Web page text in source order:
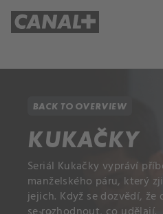
BACK TO OVERVIEW
KUKAČKY
Seriál Kukačky vypráví
manželského páru, který
jejich. Když se dozvědí,